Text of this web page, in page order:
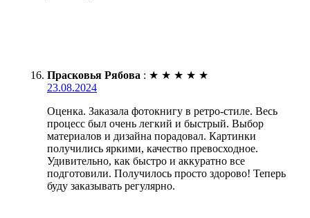
Прасковья Рябова : ★ ★ ★ ★ ★
23.08.2024
Оценка. Заказала фотокнигу в ретро-стиле. Весь
процесс был очень легкий и быстрый. Выбор
материалов и дизайна порадовал. Картинки
получились яркими, качество превосходное.
Удивительно, как быстро и аккуратно все
подготовили. Получилось просто здорово! Теперь
буду заказывать регулярно.